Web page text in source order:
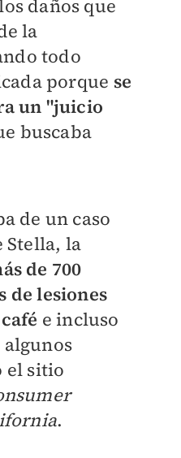
daños que
la
todo
porque se
un "juicio
buscaba
de un caso
Stella, la
de 700
de lesiones
e incluso
el sitio
.